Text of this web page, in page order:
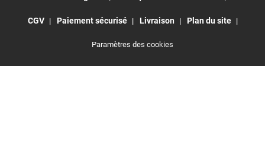
CGV Paiement sécurisé Livraison Plan du site
Paramètres des cookies